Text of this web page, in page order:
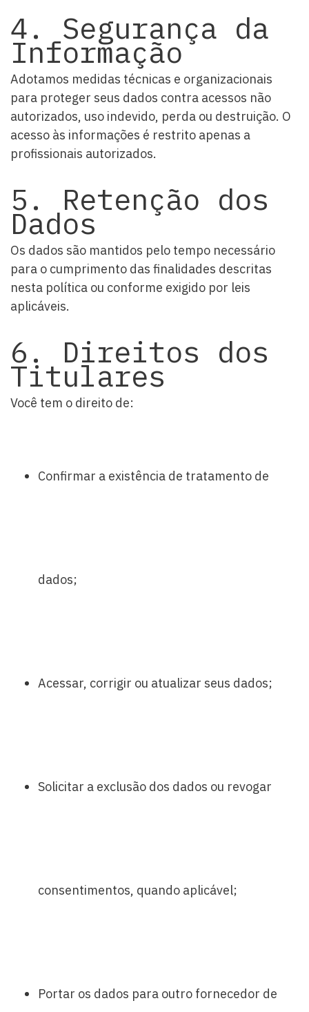
4. Segurança da
Informação
Adotamos medidas técnicas e organizacionais
para proteger seus dados contra acessos não
autorizados, uso indevido, perda ou destruição. O
acesso às informações é restrito apenas a
profissionais autorizados.
5. Retenção dos
Dados
Os dados são mantidos pelo tempo necessário
para o cumprimento das finalidades descritas
nesta política ou conforme exigido por leis
aplicáveis.
6. Direitos dos
Titulares
Você tem o direito de:
Confirmar a existência de tratamento de
dados;
Acessar, corrigir ou atualizar seus dados;
Solicitar a exclusão dos dados ou revogar
consentimentos, quando aplicável;
Portar os dados para outro fornecedor de